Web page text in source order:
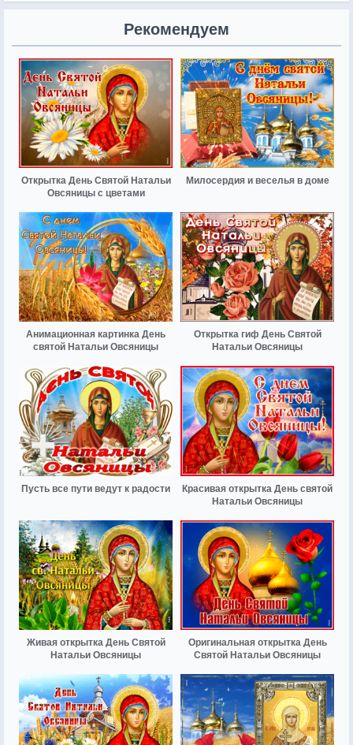
Рекомендуем
Открытка День Святой Натальи
Овсяницы с цветами
Милосердия и веселья в доме
Анимационная картинка День
святой Натальи Овсяницы
Открытка гиф День Святой
Натальи Овсяницы
Пусть все пути ведут к радости
Красивая открытка День святой
Натальи Овсяницы
Живая открытка День Святой
Натальи Овсяницы
Оригинальная открытка День
Святой Натальи Овсяницы